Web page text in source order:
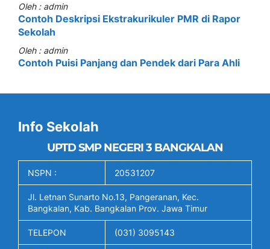
Oleh : admin
Contoh Deskripsi Ekstrakurikuler PMR di Rapor
Sekolah
Oleh : admin
Contoh Puisi Panjang dan Pendek dari Para Ahli
Info Sekolah
UPTD SMP NEGERI 3 BANGKALAN
NSPN : 20531207
Jl. Letnan Sunarto No.13, Pangeranan, Kec.
Bangkalan, Kab. Bangkalan Prov. Jawa Timur
TELEPON (031) 3095143